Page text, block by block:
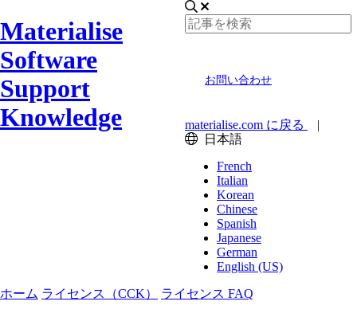
Materialise
Software
Support
Knowledge
お問い合わせ
materialise.com に戻る
|
日本語
French
Italian
Korean
Chinese
Spanish
Japanese
German
English (US)
ホーム ライセンス（CCK） ライセンス FAQ